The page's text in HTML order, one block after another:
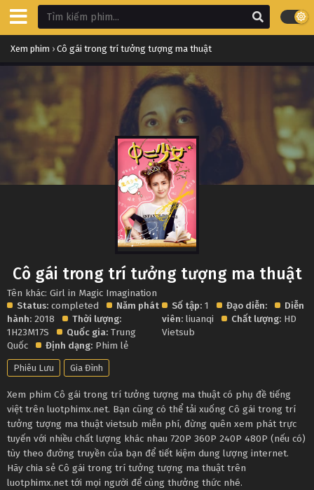
Xem phim › Cô gái trong trí tưởng tượng ma thuật
Cô gái trong trí tưởng tượng ma thuật
Tên khác: Girl in Magic Imagination
Status: completed
Năm phát
hành: 2018
Thời lượng:
1H23M17S
Quốc gia: Trung
Quốc
Định dạng: Phim lẻ
Số tập: 1 Đạo diễn:
Diễn
viên: liuanqi Chất lượng:
Vietsub
Phiêu Lưu Gia Đình
Xem phim Cô gái trong trí tưởng tượng ma thuật có phụ đề tiếng
việt trên luotphimx.net. Bạn cũng có thể tải xuống Cô gái trong trí
tưởng tượng ma thuật vietsub miễn phí, đừng quên xem phát trực
tuyến với nhiều chất lượng khác nhau 720P 360P 240P 480P (nếu có)
tùy theo đường truyền của bạn để tiết kiệm dung lượng internet.
Hãy chia sẻ Cô gái trong trí tưởng tượng ma thuật trên
luotphimx.net tới mọi người để cùng thưởng thức nhé.